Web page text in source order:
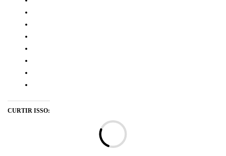
CURTIR ISSO: